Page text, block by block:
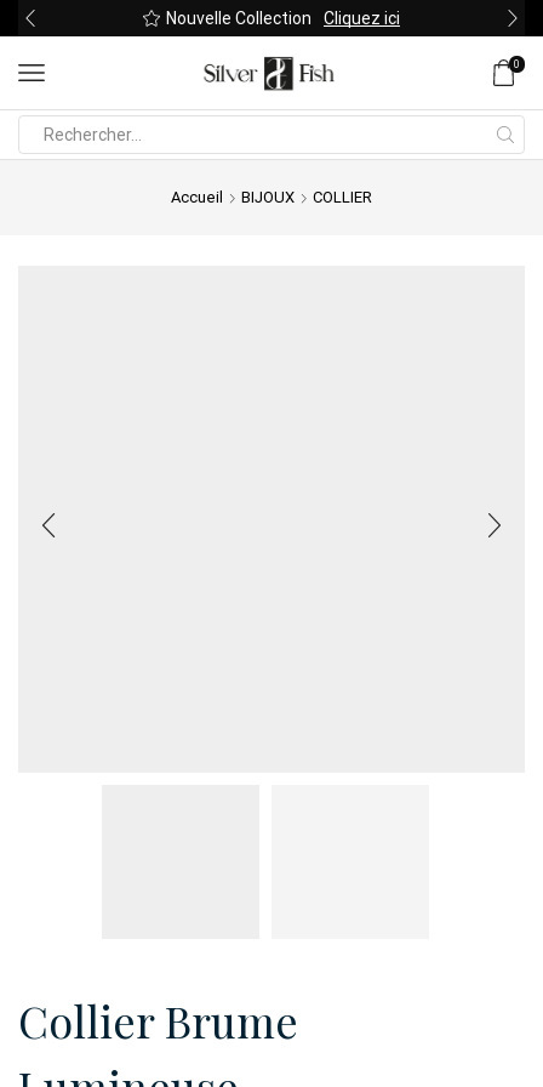
Nouvelle Collection Cliquez ici
0
Accueil BIJOUX COLLIER
Collier Brume